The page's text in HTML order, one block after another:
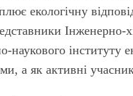
екологічну
наукового інституту
а як активні